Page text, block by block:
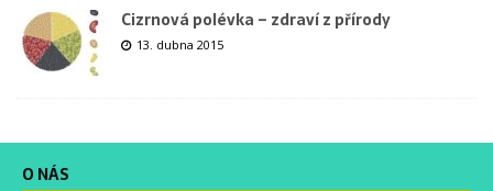
Cizrnová polévka – zdraví z přírody
13. dubna 2015
O NÁS